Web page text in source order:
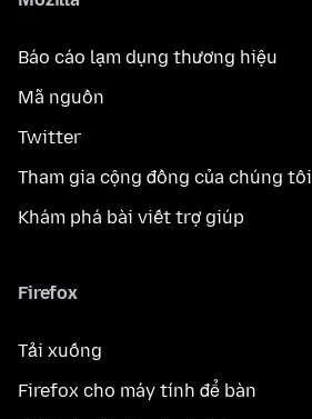
Báo cáo lạm dụng thương hiệu
Mã nguồn
Twitter
Tham gia cộng đồng của chúng tôi
Khám phá bài viết trợ giúp
Firefox
Tải xuống
Firefox cho máy tính để bàn